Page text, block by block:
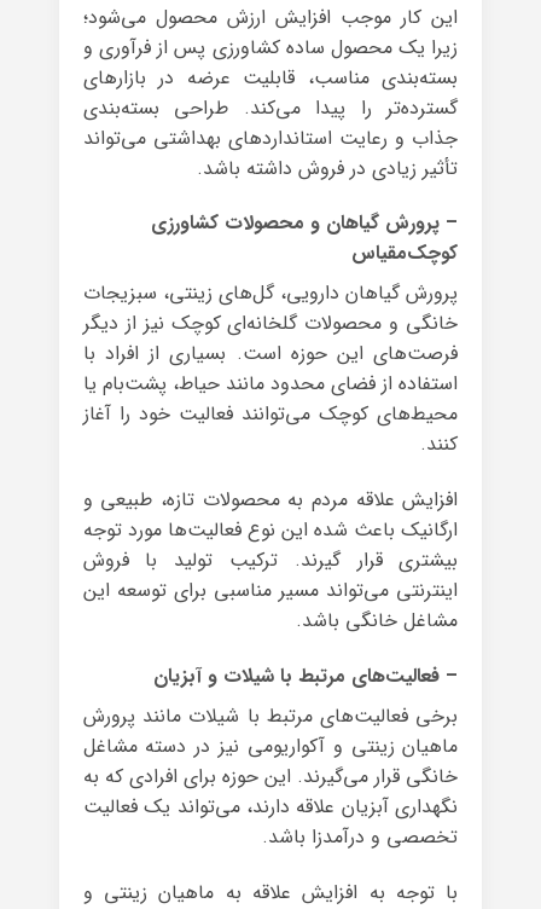
این کار موجب افزایش ارزش محصول می‌شود؛
زیرا یک محصول ساده کشاورزی پس از فرآوری و
بسته‌بندی مناسب، قابلیت عرضه در بازارهای
گسترده‌تر را پیدا می‌کند. طراحی بسته‌بندی
جذاب و رعایت استانداردهای بهداشتی می‌تواند
تأثیر زیادی در فروش داشته باشد.
– پرورش گیاهان و محصولات کشاورزی
کوچک‌مقیاس
پرورش گیاهان دارویی، گل‌های زینتی، سبزیجات
خانگی و محصولات گلخانه‌ای کوچک نیز از دیگر
فرصت‌های این حوزه است. بسیاری از افراد با
استفاده از فضای محدود مانند حیاط، پشت‌بام یا
محیط‌های کوچک می‌توانند فعالیت خود را آغاز
کنند.
افزایش علاقه مردم به محصولات تازه، طبیعی و
ارگانیک باعث شده این نوع فعالیت‌ها مورد توجه
بیشتری قرار گیرند. ترکیب تولید با فروش
اینترنتی می‌تواند مسیر مناسبی برای توسعه این
مشاغل خانگی باشد.
– فعالیت‌های مرتبط با شیلات و آبزیان
برخی فعالیت‌های مرتبط با شیلات مانند پرورش
ماهیان زینتی و آکواریومی نیز در دسته مشاغل
خانگی قرار می‌گیرند. این حوزه برای افرادی که به
نگهداری آبزیان علاقه دارند، می‌تواند یک فعالیت
تخصصی و درآمدزا باشد.
با توجه به افزایش علاقه به ماهیان زینتی و